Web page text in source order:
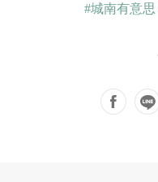
#城南有意思